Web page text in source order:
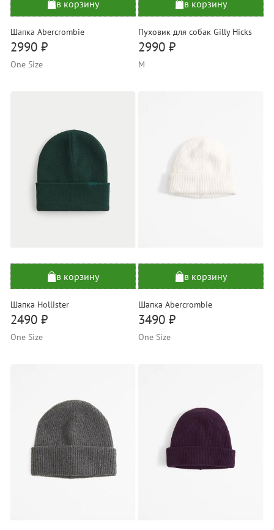
в корзину
Шапка Abercrombie
2990 ₽
One Size
в корзину
Пуховик для собак Gilly Hicks
2990 ₽
M
в корзину
Шапка Hollister
2490 ₽
One Size
в корзину
Шапка Abercrombie
3490 ₽
One Size